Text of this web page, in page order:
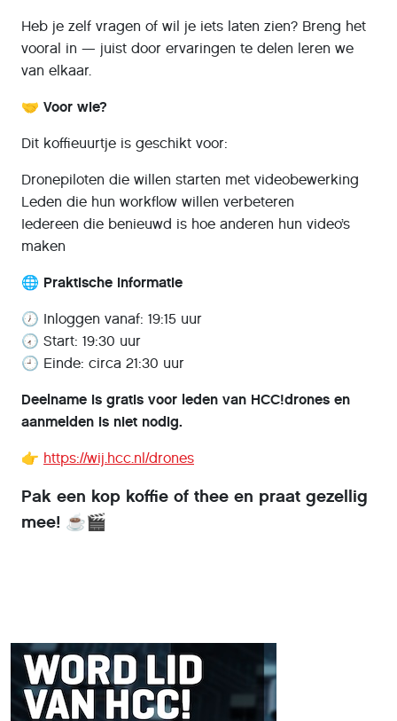
Heb je zelf vragen of wil je iets laten zien? Breng het
vooral in — juist door ervaringen te delen leren we
van elkaar.
🤝 Voor wie?
Dit koffieuurtje is geschikt voor:
Dronepiloten die willen starten met videobewerking
Leden die hun workflow willen verbeteren
Iedereen die benieuwd is hoe anderen hun video’s
maken
🌐 Praktische informatie
🕖 Inloggen vanaf: 19:15 uur
🕢 Start: 19:30 uur
🕘 Einde: circa 21:30 uur
Deelname is gratis voor leden van HCC!drones en
aanmelden is niet nodig.
👉 https://wij.hcc.nl/drones
Pak een kop koffie of thee en praat gezellig
mee! ☕🎬